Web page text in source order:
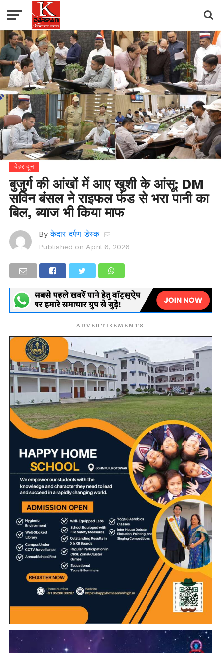
देहरादून
बुजुर्ग की आंखों में आए खुशी के आंसू: DM
सविन बंसल ने राइफल फंड से भरा पानी का
बिल, ब्याज भी किया माफ
By केदार दर्पण डेस्क
Published on April 6, 2026
ADVERTISEMENTS